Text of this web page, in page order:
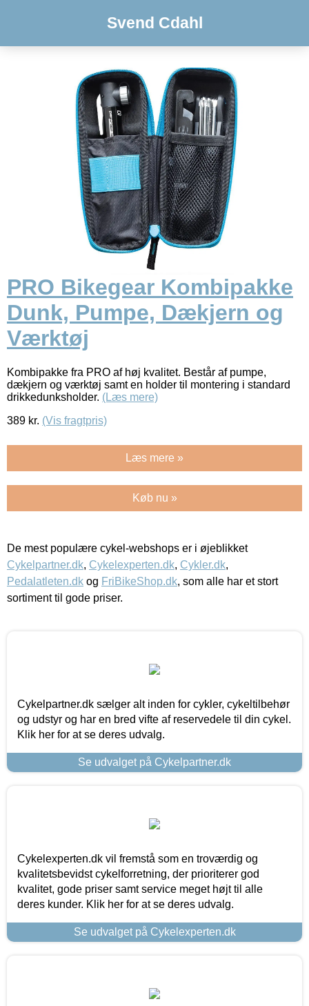
Svend Cdahl
PRO Bikegear Kombipakke
Dunk, Pumpe, Dækjern og
Værktøj
Kombipakke fra PRO af høj kvalitet. Består af pumpe,
dækjern og værktøj samt en holder til montering i standard
drikkedunksholder. (Læs mere)
389 kr. (Vis fragtpris)
Læs mere »
Køb nu »
De mest populære cykel-webshops er i øjeblikket
Cykelpartner.dk, Cykelexperten.dk, Cykler.dk,
Pedalatleten.dk og FriBikeShop.dk, som alle har et stort
sortiment til gode priser.
Cykelpartner.dk sælger alt inden for cykler, cykeltilbehør
og udstyr og har en bred vifte af reservedele til din cykel.
Klik her for at se deres udvalg.
Se udvalget på Cykelpartner.dk
Cykelexperten.dk vil fremstå som en troværdig og
kvalitetsbevidst cykelforretning, der prioriterer god
kvalitet, gode priser samt service meget højt til alle
deres kunder. Klik her for at se deres udvalg.
Se udvalget på Cykelexperten.dk